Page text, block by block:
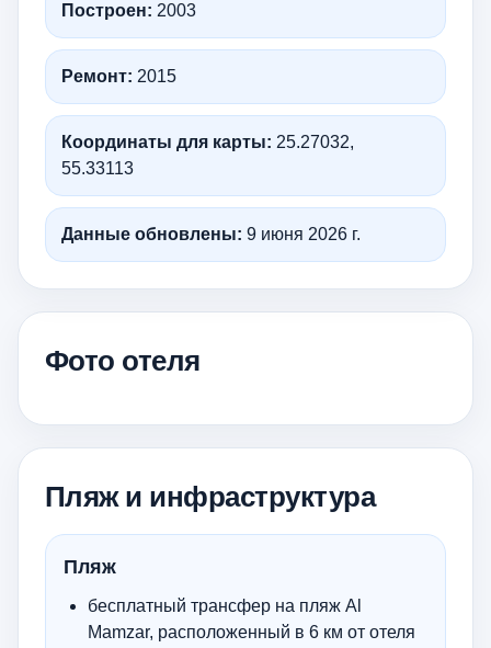
Построен: 2003
Ремонт: 2015
Координаты для карты: 25.27032,
55.33113
Данные обновлены: 9 июня 2026 г.
Фото отеля
Пляж и инфраструктура
Пляж
бесплатный трансфер на пляж Al
Mamzar, расположенный в 6 км от отеля